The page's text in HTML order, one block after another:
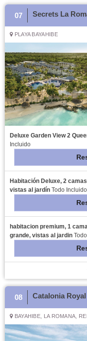
07 Secrets La
PLAYA BAYAHIBE
Deluxe Garden View 2
Incluido
Habitación Deluxe, 2
vistas al jardín Todo Incluido
habitacion premium, 1
grande, vistas al jardin
08 Catalonia
BAYAHIBE, LA ROMANA,